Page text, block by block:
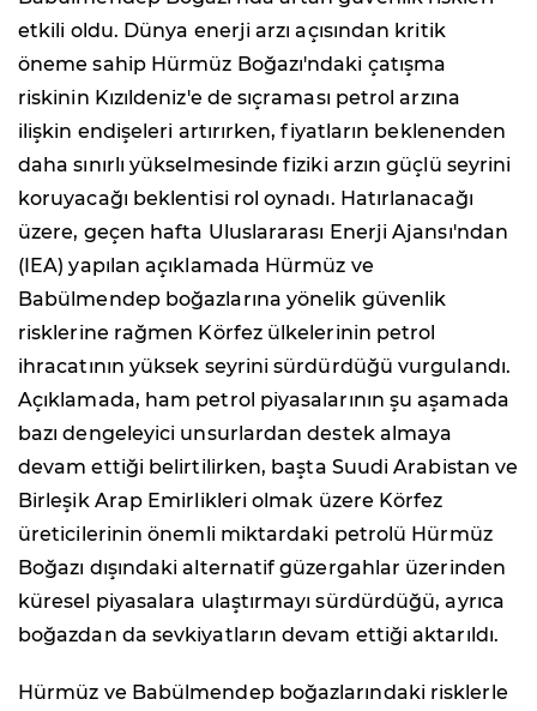
etkili oldu. Dünya enerji arzı açısından kritik
öneme sahip Hürmüz Boğazı'ndaki çatışma
riskinin Kızıldeniz'e de sıçraması petrol arzına
ilişkin endişeleri artırırken, fiyatların beklenenden
daha sınırlı yükselmesinde fiziki arzın güçlü seyrini
koruyacağı beklentisi rol oynadı. Hatırlanacağı
üzere, geçen hafta Uluslararası Enerji Ajansı'ndan
(IEA) yapılan açıklamada Hürmüz ve
Babülmendep boğazlarına yönelik güvenlik
risklerine rağmen Körfez ülkelerinin petrol
ihracatının yüksek seyrini sürdürdüğü vurgulandı.
Açıklamada, ham petrol piyasalarının şu aşamada
bazı dengeleyici unsurlardan destek almaya
devam ettiği belirtilirken, başta Suudi Arabistan ve
Birleşik Arap Emirlikleri olmak üzere Körfez
üreticilerinin önemli miktardaki petrolü Hürmüz
Boğazı dışındaki alternatif güzergahlar üzerinden
küresel piyasalara ulaştırmayı sürdürdüğü, ayrıca
boğazdan da sevkiyatların devam ettiği aktarıldı.
Hürmüz ve Babülmendep boğazlarındaki risklerle